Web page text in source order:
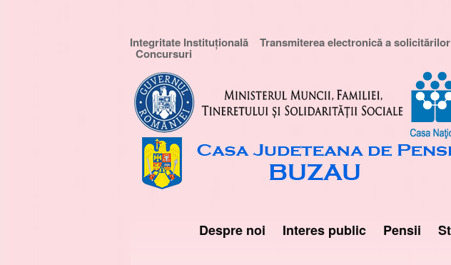
Integritate Instituțională
Transmiterea electronică a solicitărilor
Concursuri
Despre noi Interes public Pensii